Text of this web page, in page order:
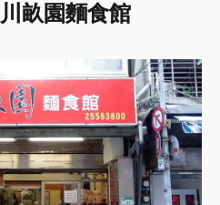
川畝園麵食館